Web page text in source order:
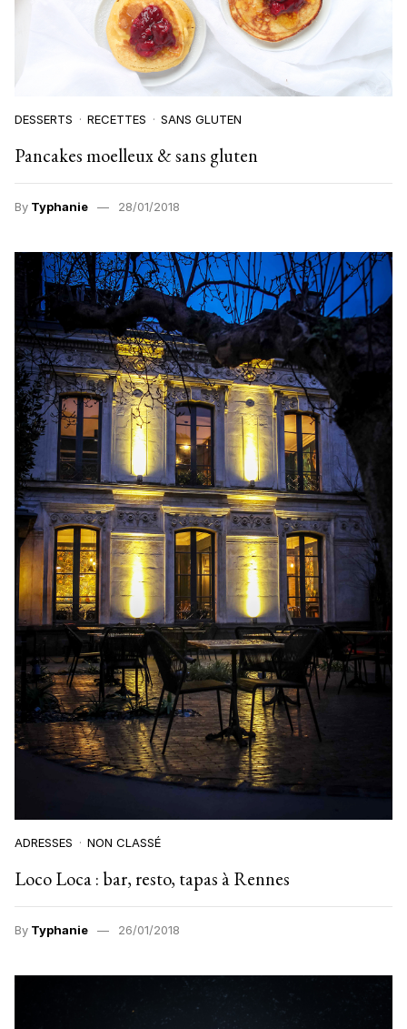
DESSERTS RECETTES SANS GLUTEN
Pancakes moelleux & sans gluten
By Typhanie 28/01/2018
ADRESSES NON CLASSÉ
Loco Loca : bar, resto, tapas à Rennes
By Typhanie 26/01/2018